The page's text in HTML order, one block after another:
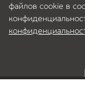
файлов cookie в